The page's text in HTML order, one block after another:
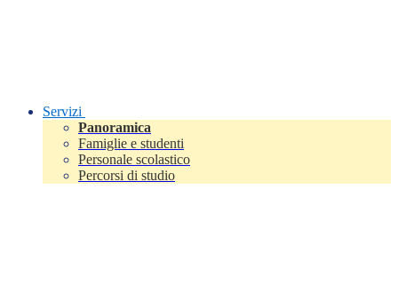
Servizi
Panoramica
Famiglie e studenti
Personale scolastico
Percorsi di studio